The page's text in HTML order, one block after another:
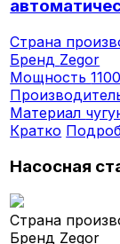
Страна
Бренд Zegor
Мощность
Материал
Кратко
Насосная
Страна
Бренд Zegor